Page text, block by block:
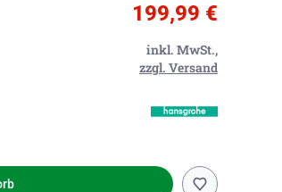
199,99 €
inkl. MwSt.,
zzgl. Versand